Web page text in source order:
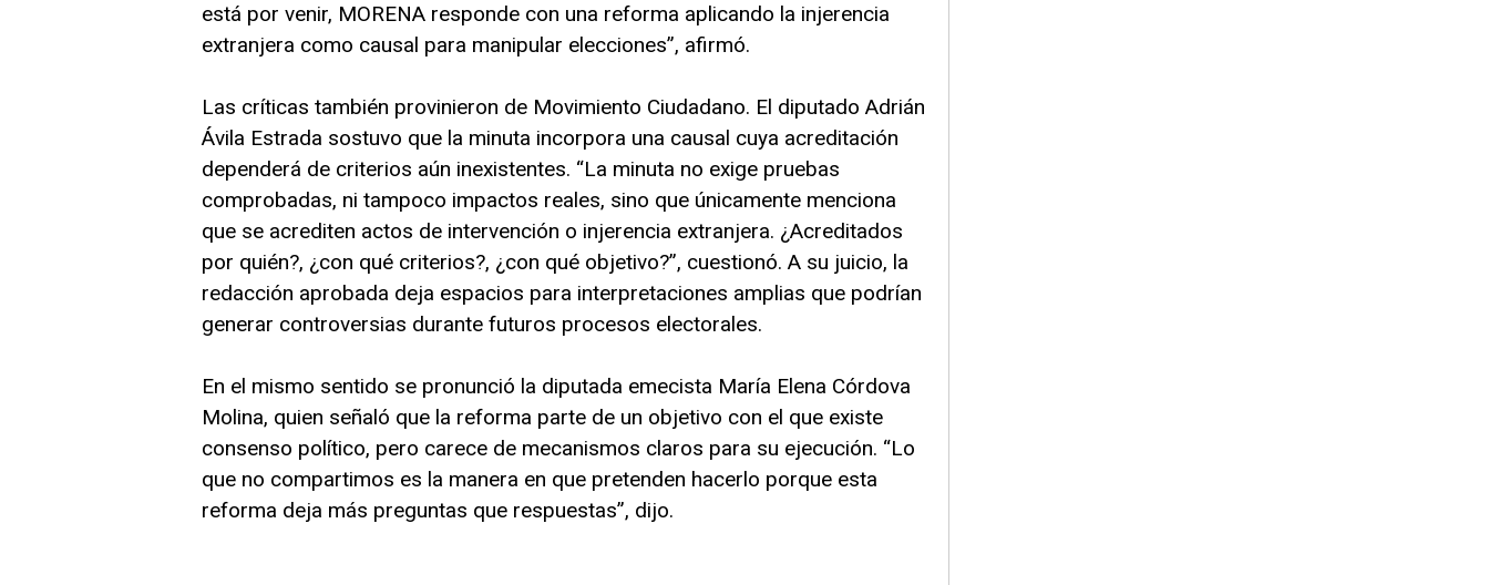
está por venir, MORENA responde con una reforma aplicando la injerencia
extranjera como causal para manipular elecciones”, afirmó.
Las críticas también provinieron de Movimiento Ciudadano. El diputado Adrián
Ávila Estrada sostuvo que la minuta incorpora una causal cuya acreditación
dependerá de criterios aún inexistentes. “La minuta no exige pruebas
comprobadas, ni tampoco impactos reales, sino que únicamente menciona
que se acrediten actos de intervención o injerencia extranjera. ¿Acreditados
por quién?, ¿con qué criterios?, ¿con qué objetivo?”, cuestionó. A su juicio, la
redacción aprobada deja espacios para interpretaciones amplias que podrían
generar controversias durante futuros procesos electorales.
En el mismo sentido se pronunció la diputada emecista María Elena Córdova
Molina, quien señaló que la reforma parte de un objetivo con el que existe
consenso político, pero carece de mecanismos claros para su ejecución. “Lo
que no compartimos es la manera en que pretenden hacerlo porque esta
reforma deja más preguntas que respuestas”, dijo.